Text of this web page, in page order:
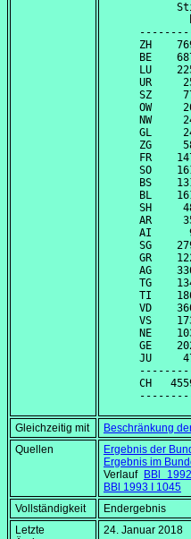
ZH
BE
LU
UR
SZ
OW
NW
GL
ZG
FR
SO
BS
BL
SH
AR
AI
SG
GR
AG
TG
TI
VD
VS
NE
GE
JU
CH
Gleichzeitig mit
Beschränkung
Quellen
Ergebnis der
Ergebnis im
Verlauf BBl
BBl 1993 I 1045
Vollständigkeit
Endergebnis
Letzte
24. Januar 2018